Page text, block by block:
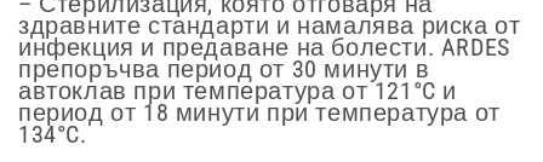
здравните стандарти и намалява риска от
инфекция и предаване на болести. ARDES
препоръчва период от 30 минути в
автоклав при температура от 121°C и
период от 18 минути при температура от
134°C.